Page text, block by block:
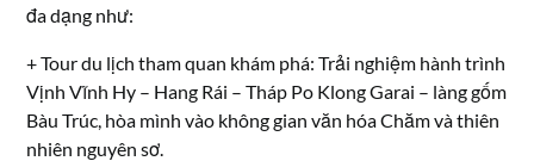
đa dạng như:
+ Tour du lịch tham quan khám phá: Trải nghiệm hành trình
Vịnh Vĩnh Hy – Hang Rái – Tháp Po Klong Garai – làng gốm
Bàu Trúc, hòa mình vào không gian văn hóa Chăm và thiên
nhiên nguyên sơ.